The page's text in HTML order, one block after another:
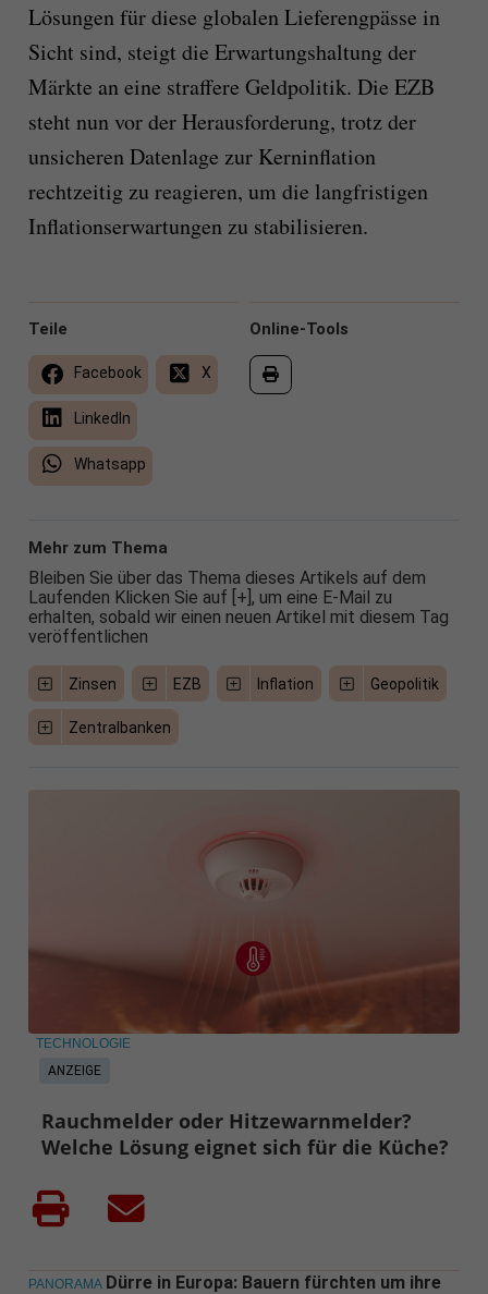
Lösungen für diese globalen Lieferengpässe in
Sicht sind, steigt die Erwartungshaltung der
Märkte an eine straffere Geldpolitik. Die EZB
steht nun vor der Herausforderung, trotz der
unsicheren Datenlage zur Kerninflation
rechtzeitig zu reagieren, um die langfristigen
Inflationserwartungen zu stabilisieren.
Online-Tools
Teile
Facebook X
LinkedIn
Whatsapp
Mehr zum Thema
Bleiben Sie über das Thema dieses Artikels auf dem
Laufenden Klicken Sie auf [+], um eine E-Mail zu
erhalten, sobald wir einen neuen Artikel mit diesem Tag
veröffentlichen
Zinsen EZB Inflation Geopolitik
Zentralbanken
ANZEIGE
TECHNOLOGIE
Rauchmelder oder Hitzewarnmelder?
Welche Lösung eignet sich für die Küche?
PANORAMA Dürre in Europa: Bauern fürchten um ihre